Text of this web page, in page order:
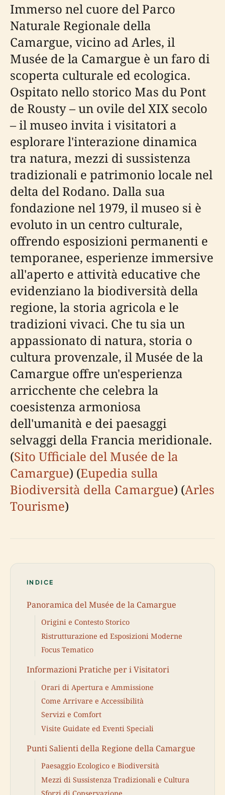
Immerso nel cuore del Parco
Naturale Regionale della
Camargue, vicino ad Arles, il
Musée de la Camargue è un faro di
scoperta culturale ed ecologica.
Ospitato nello storico Mas du Pont
de Rousty – un ovile del XIX secolo
– il museo invita i visitatori a
esplorare l'interazione dinamica
tra natura, mezzi di sussistenza
tradizionali e patrimonio locale nel
delta del Rodano. Dalla sua
fondazione nel 1979, il museo si è
evoluto in un centro culturale,
offrendo esposizioni permanenti e
temporanee, esperienze immersive
all'aperto e attività educative che
evidenziano la biodiversità della
regione, la storia agricola e le
tradizioni vivaci. Che tu sia un
appassionato di natura, storia o
cultura provenzale, il Musée de la
Camargue offre un'esperienza
arricchente che celebra la
coesistenza armoniosa
dell'umanità e dei paesaggi
selvaggi della Francia meridionale.
(Sito Ufficiale del Musée de la
Camargue) (Eupedia sulla
Biodiversità della Camargue) (Arles
Tourisme)
INDICE
Panoramica del Musée de la Camargue
Origini e Contesto Storico
Ristrutturazione ed Esposizioni Moderne
Focus Tematico
Informazioni Pratiche per i Visitatori
Orari di Apertura e Ammissione
Come Arrivare e Accessibilità
Servizi e Comfort
Visite Guidate ed Eventi Speciali
Punti Salienti della Regione della Camargue
Paesaggio Ecologico e Biodiversità
Mezzi di Sussistenza Tradizionali e Cultura